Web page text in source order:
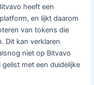
heeft een
en lijkt daarom
van tokens die
Dit kan verklaren
niet op Bitvavo
gelist met een duidelijke